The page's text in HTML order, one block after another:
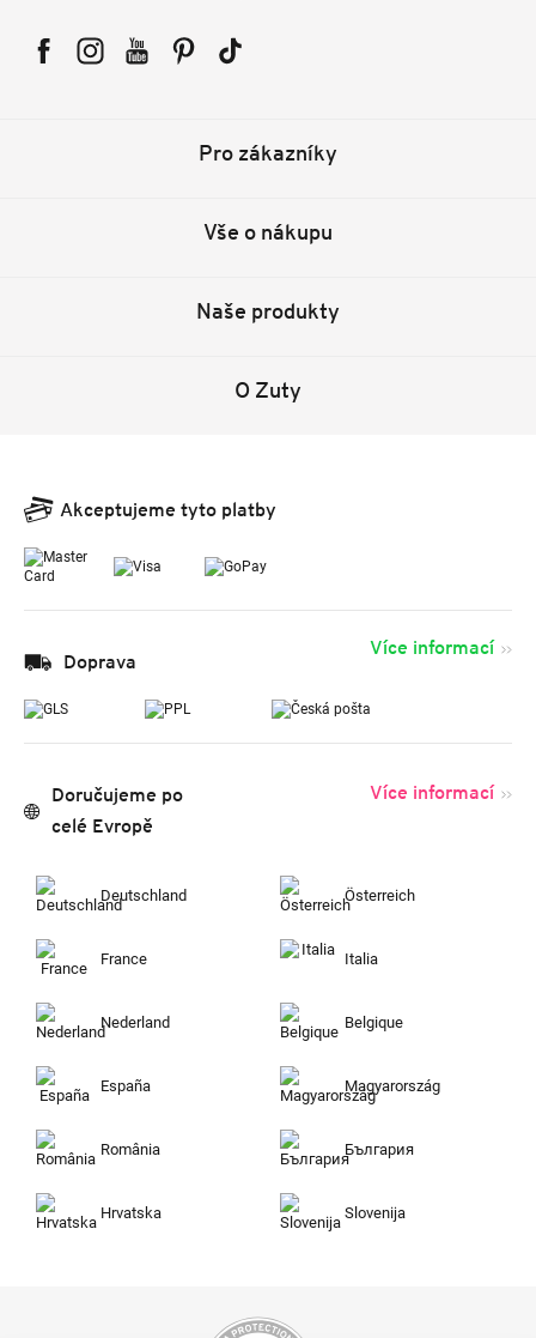
Pro zákazníky
Vše o nákupu
Naše produkty
O Zuty
Akceptujeme tyto platby
Doprava
Více informací
Doručujeme po
celé Evropě
Více informací
Deutschland Österreich
France Italia
Nederland Belgique
España Magyarország
România България
Hrvatska Slovenija